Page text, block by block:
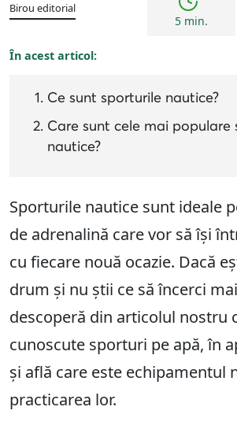
Birou editorial
5 min.
În acest articol:
Ce sunt sporturile nautice?
Care sunt cele mai populare
nautice?
Sporturile nautice sunt ideale
de adrenalină care vor să își
cu fiecare nouă ocazie. Dacă
drum și nu știi ce să încerci
descoperă din articolul nostru
cunoscute sporturi pe apă, în
și află care este echipamentul
practicarea lor.